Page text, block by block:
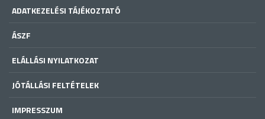
ADATKEZELÉSI TÁJÉKOZTATÓ
ÁSZF
ELÁLLÁSI NYILATKOZAT
JÓTÁLLÁSI FELTÉTELEK
IMPRESSZUM